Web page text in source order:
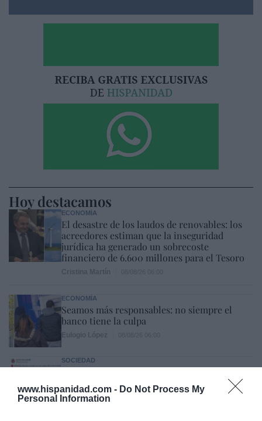
www.hispanidad.com - Do Not Process My
Personal Information
Hoy destacamos
ECONOMÍA
El desastre de los laudos de renovables: los
acreedores estiman que la inseguridad
jurídica ha generado un sobrecoste
financiero de 6.600 millones para el Tesoro
ECONOMÍA
Seamos más responsables: no siempre el
banco tiene la culpa
SOCIEDAD
Memes. Mohamed en la boya
Redacción 08/08/26 06:00